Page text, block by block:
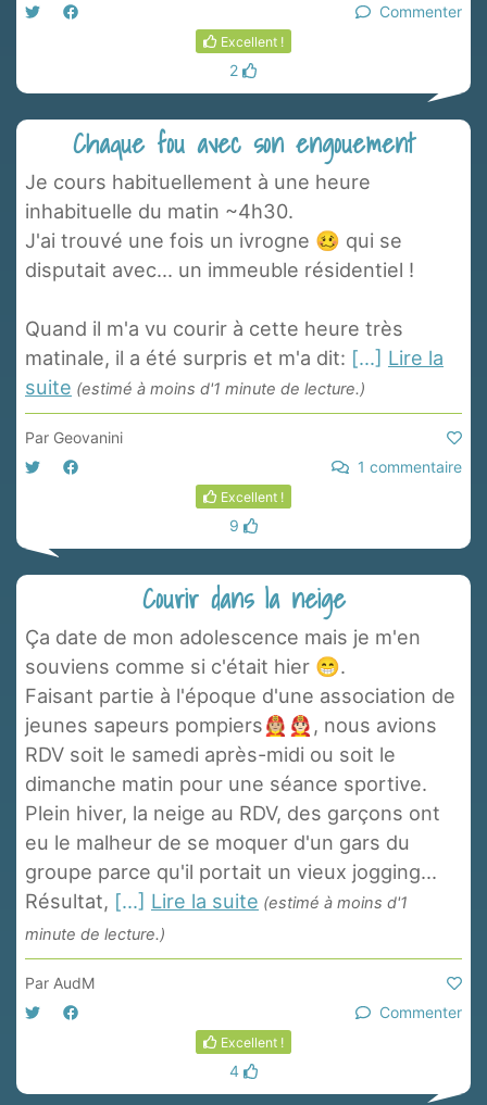
Commenter
Excellent !
2
Chaque fou avec son engouement
Je cours habituellement à une heure
inhabituelle du matin ~4h30.
J'ai trouvé une fois un ivrogne 🥴 qui se
disputait avec... un immeuble résidentiel !
Quand il m'a vu courir à cette heure très
matinale, il a été surpris et m'a dit: [...] Lire la
suite (estimé à moins d'1 minute de lecture.)
Par Geovanini
1 commentaire
Excellent !
9
Courir dans la neige
Ça date de mon adolescence mais je m'en
souviens comme si c'était hier 😁.
Faisant partie à l'époque d'une association de
jeunes sapeurs pompiers👩🏼‍🚒👨🏻‍🚒, nous avions
RDV soit le samedi après-midi ou soit le
dimanche matin pour une séance sportive.
Plein hiver, la neige au RDV, des garçons ont
eu le malheur de se moquer d'un gars du
groupe parce qu'il portait un vieux jogging...
Résultat, [...] Lire la suite (estimé à moins d'1
minute de lecture.)
Par AudM
Commenter
Excellent !
4